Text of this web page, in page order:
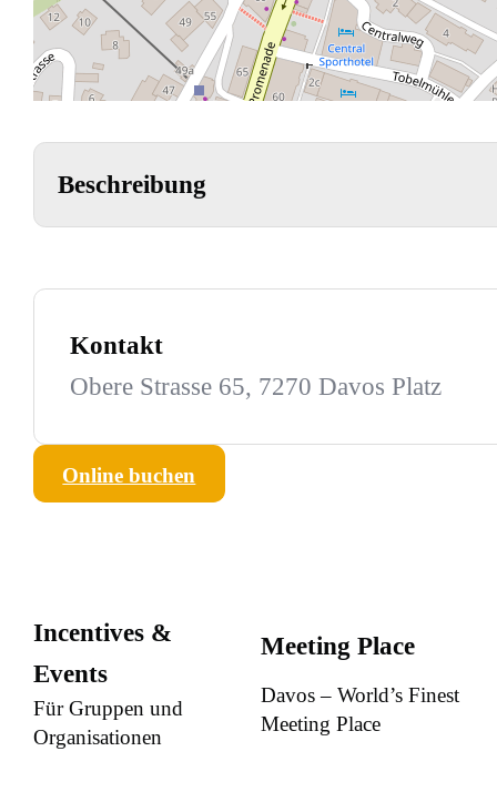
Beschreibung
Kontakt
Obere Strasse 65, 7270 Davos Platz
Online buchen
Incentives &
Events
Für Gruppen und
Organisationen
Meeting Place
Davos – World’s Finest
Meeting Place